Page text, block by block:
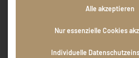
sich nichts verändert und
anders geworden. In
Zeit, die wir mit Dir hatten.
Alle akzeptieren
Nur essenzielle Cookies
Individuelle